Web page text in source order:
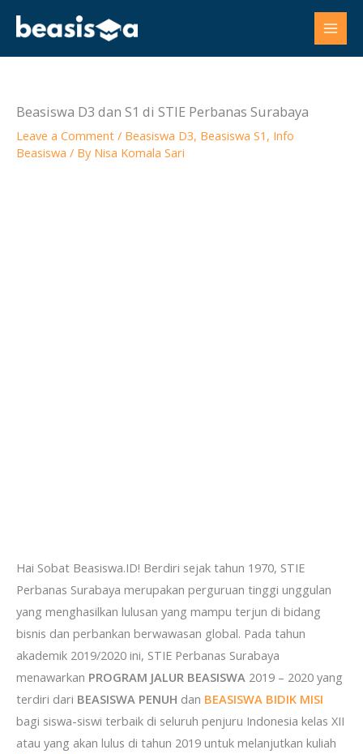
content
Beasiswa D3 dan S1 di STIE Perbanas Surabaya
Leave a Comment / Beasiswa D3, Beasiswa S1 , Info
Beasiswa / By Nisa Komala Sari
Hai Sobat Beasiswa.ID! Berdiri sejak tahun 1970, STIE
Perbanas Surabaya merupakan perguruan tinggi unggulan
yang menghasilkan lulusan yang mampu terjun di bidang
bisnis dan perbankan berwawasan global. Pada tahun
akademik 2019/2020 ini, STIE Perbanas Surabaya
menawarkan PROGRAM JALUR BEASISWA 2019 – 2020 yang
terdiri dari BEASISWA PENUH dan BEASISWA BIDIK MISI
bagi siswa-siswi terbaik di seluruh penjuru Indonesia kelas XII
atau yang akan lulus di tahun 2019 untuk melanjutkan kuliah